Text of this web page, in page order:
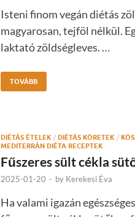
Isteni finom vegán diétás
magyarosan, tejföl nélkül.
laktató zöldségleves. …
TOVÁBB
DIÉTÁS ÉTELEK / DIÉTÁS KÖRETEK /
MEDITERRÁN DIÉTA RECEPTEK
Fűszeres sült cékla
2025-01-20 - by Kerekesi Éva
Ha valami igazán